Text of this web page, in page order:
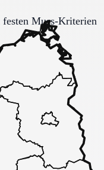
festen Muss-Kriterien
vor der